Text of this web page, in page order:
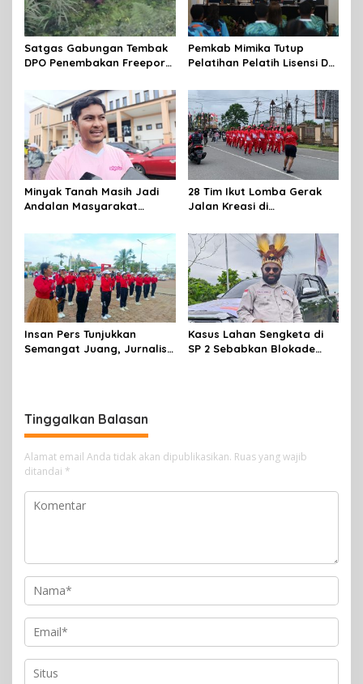
Satgas Gabungan Tembak
DPO Penembakan Freeport
Pemkab Mimika Tutup
Pelatihan Pelatih Lisensi D
2026
Minyak Tanah Masih Jadi
Andalan Masyarakat
Penambahan Kuota
28 Tim Ikut Lomba Gerak
Jalan Kreasi di
Insan Pers Tunjukkan
Semangat Juang, Jurnalis
Kasus Lahan Sengketa di
SP 2 Sebabkan Blokade
Tinggalkan Balasan
Alamat email Anda tidak akan dipublikasikan. Ruas yang wajib
ditandai *